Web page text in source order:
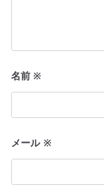
名前※
メール ※